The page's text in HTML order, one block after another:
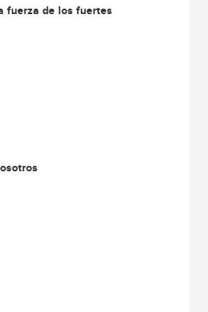
fuerza de los fuertes